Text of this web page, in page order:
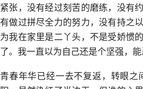
紧张，没有经过刻苦的磨练，没有
有做过拼尽全力的努力，没有持之
为我在家里是二丫头，不是受娇惯
了。我一直以为自己还是个坚强，能
青春年华已经一去不复返，转眼